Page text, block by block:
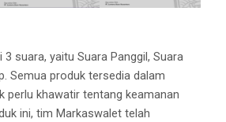
suara, yaitu Suara Panggil, Suara
Semua produk tersedia dalam
perlu khawatir tentang keamanan
ini, tim Markaswalet telah